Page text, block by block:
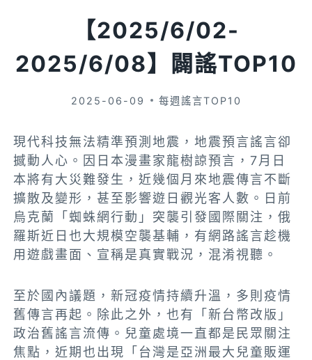
【2025/6/02-
2025/6/08】闢謠TOP10
2025-06-09 每週謠言TOP10
現代科技無法精準預測地震，地震預言謠言卻
撼動人心。因日本漫畫家龍樹諒預言，7月日
本將有大災難發生，近幾個月來地震傳言不斷
擴散及變形，甚至影響遊日觀光客人數。日前
烏克蘭「蜘蛛網行動」突襲引發國際關注，俄
羅斯近日也大規模空襲基輔，有網路謠言趁機
用遊戲畫面、宣稱是真實戰況，混淆視聽。
至於國內議題，新冠疫情持續升溫，多則疫情
舊傳言再起。除此之外，也有「新台幣改版」
政治舊謠言流傳。兒童處境一直都是民眾關注
焦點，近期也出現「台灣是亞洲最大兒童販運